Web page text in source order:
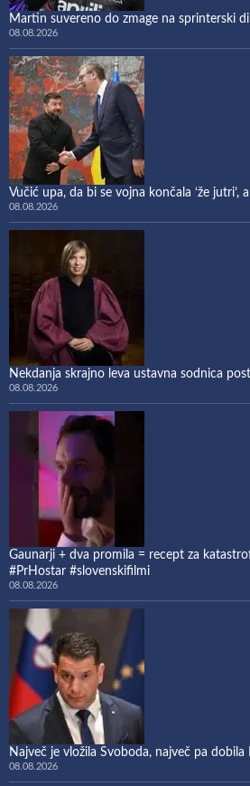
Martin suvereno do zmage na sprinterski
08.08.2026
Vučić upa, da bi se vojna končala ‘že jutri’,
08.08.2026
Nekdanja skrajno leva ustavna sodnica
08.08.2026
Gaunarji + dva promila = recept za
#PrHostar #slovenskifilmi
08.08.2026
Največ je vložila Svoboda, največ pa dobila
08.08.2026